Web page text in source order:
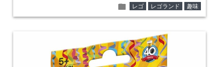
folder レゴ レゴランド 趣味